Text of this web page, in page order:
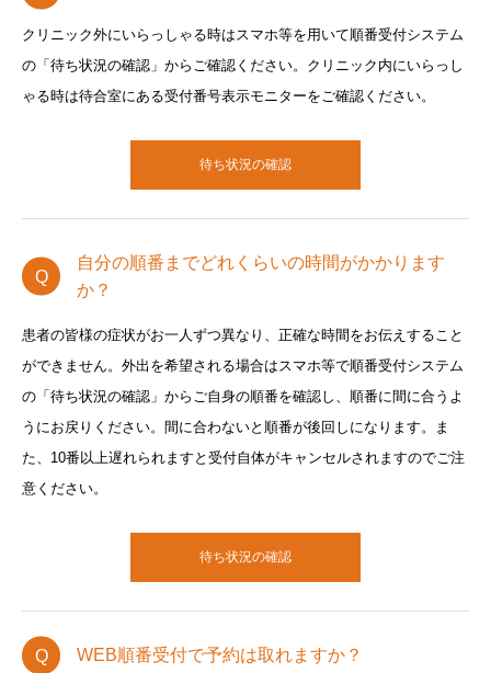
クリニック外にいらっしゃる時はスマホ等を用いて順番受付システム
の「待ち状況の確認」からご確認ください。クリニック内にいらっし
ゃる時は待合室にある受付番号表示モニターをご確認ください。
待ち状況の確認
自分の順番までどれくらいの時間がかかります
か？
患者の皆様の症状がお一人ずつ異なり、正確な時間をお伝えすること
ができません。外出を希望される場合はスマホ等で順番受付システム
の「待ち状況の確認」からご自身の順番を確認し、順番に間に合うよ
うにお戻りください。間に合わないと順番が後回しになります。ま
た、10番以上遅れられますと受付自体がキャンセルされますのでご注
意ください。
待ち状況の確認
WEB順番受付で予約は取れますか？